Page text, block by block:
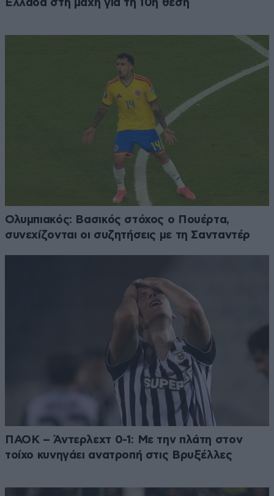
Ελλάδα στη μάχη για τη 10η θέση
Ολυμπιακός: Βασικός στόχος ο Πουέρτα,
συνεχίζονται οι συζητήσεις με τη Σανταντέρ
ΠΑΟΚ – Άντερλεχτ 0-1: Με την πλάτη στον
τοίχο κυνηγάει ανατροπή στις Βρυξέλλες